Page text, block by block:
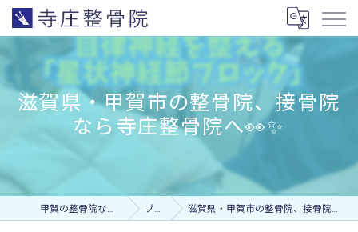
滋賀県・甲賀市の整骨院、接骨院
なら寺庄整骨院へ👀✨
甲賀の整骨院なら寺庄整骨院 ブログ 滋賀県・甲賀市の整骨院、接骨院なら寺庄整骨院へ👀✨